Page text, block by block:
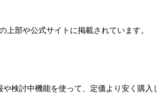
上部や公式サイトに掲載されています。
検討中機能を使って、定価より安く購入